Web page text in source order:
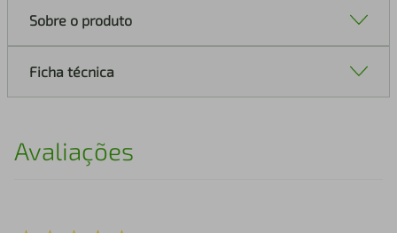
Sobre o produto
Ficha técnica
Avaliações